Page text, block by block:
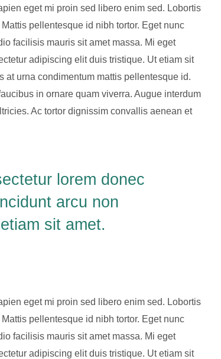
eget mi proin sed libero enim sed. Lobortis
pellentesque id nibh tortor. Eget nunc
facilisis mauris sit amet massa. Mi eget
adipiscing elit duis tristique. Ut etiam sit
urna condimentum mattis pellentesque id.
in ornare quam viverra. Augue interdum
Ac tortor dignissim convallis aenean et
lorem donec
arcu non
sit amet.
eget mi proin sed libero enim sed. Lobortis
pellentesque id nibh tortor. Eget nunc
facilisis mauris sit amet massa. Mi eget
adipiscing elit duis tristique. Ut etiam sit